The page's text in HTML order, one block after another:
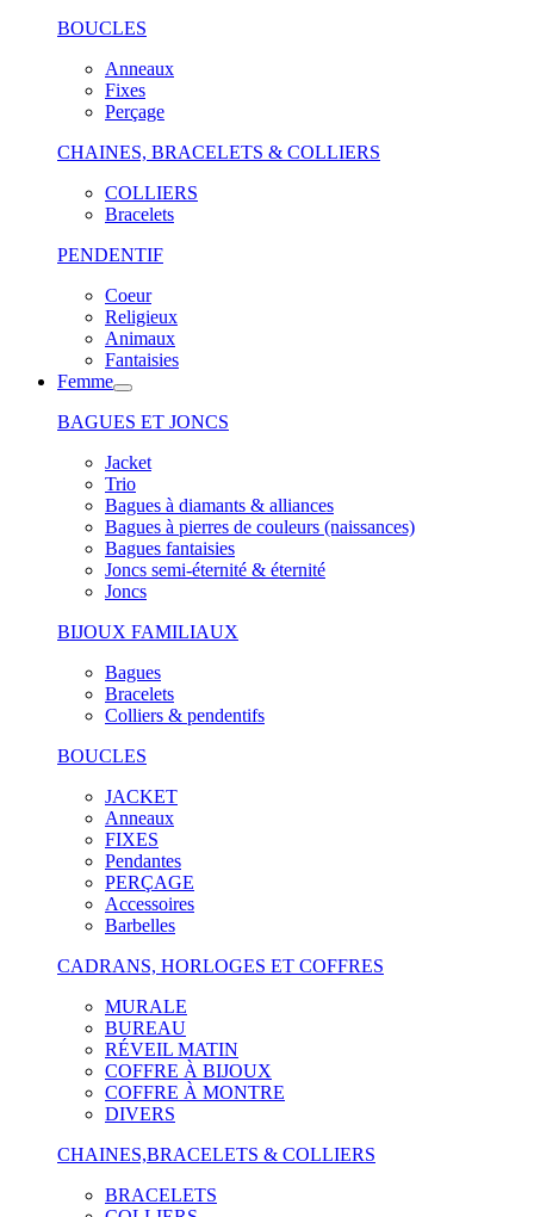
BOUCLES
Anneaux
Fixes
Perçage
CHAINES, BRACELETS & COLLIERS
COLLIERS
Bracelets
PENDENTIF
Coeur
Religieux
Animaux
Fantaisies
Femme
BAGUES ET JONCS
Jacket
Trio
Bagues à diamants & alliances
Bagues à pierres de couleurs (naissances)
Bagues fantaisies
Joncs semi-éternité & éternité
Joncs
BIJOUX FAMILIAUX
Bagues
Bracelets
Colliers & pendentifs
BOUCLES
JACKET
Anneaux
FIXES
Pendantes
PERÇAGE
Accessoires
Barbelles
CADRANS, HORLOGES ET COFFRES
MURALE
BUREAU
RÉVEIL MATIN
COFFRE À BIJOUX
COFFRE À MONTRE
DIVERS
CHAINES,BRACELETS & COLLIERS
BRACELETS